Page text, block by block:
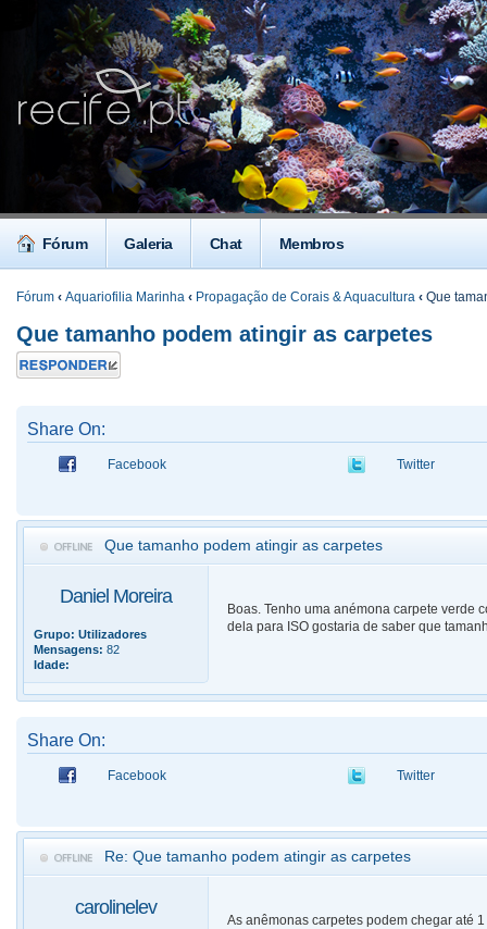
Fórum Galeria Chat Membros
Fórum ‹ Aquariofilia Marinha ‹ Propagação de Corais & Aquacultura ‹ Que
Que tamanho podem atingir as carpetes
Responder
Share On:
Facebook Twitter
Que tamanho podem atingir as carpetes
Daniel Moreira
Grupo: Utilizadores
Mensagens: 82
Idade:
Boas. Tenho uma anémona carpete verde
dela para ISO gostaria de saber que
Share On:
Facebook Twitter
Re: Que tamanho podem atingir as carpetes
carolinelev
As anêmonas carpetes podem chegar até